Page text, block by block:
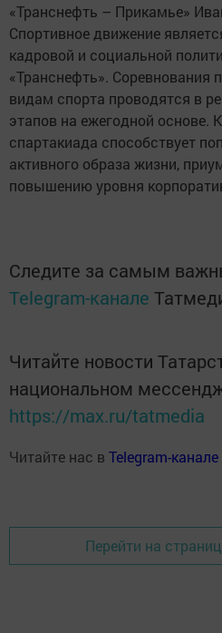
«Транснефть – Прикамье»
Спортивное движение
кадровой и социальной
«Транснефть». Соревнования
видам спорта проводятся в
этапов на ежегодной основе.
спартакиада способствует
активного образа жизни,
повышению уровня
Следите за самым
Telegram-канале
Читайте новости
национальном
https://max.ru/tatmedia
Читайте нас в Telegram-канале
Перейти на